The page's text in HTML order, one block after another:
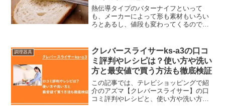
熱伝導タイプのバターナイフといって
も、メーカーによって形も素材もいろい
ろとあるし、値段も変わってくるのでど
すすめ品を人気ランキング形式で10点ご
紹介していきます。選び方や口コミにつ
いてもまとめましたので、参考にしなが
らお気に入りの熱伝導バターナイフを見
つけてみてくださいね。
調理器具
クレバースライサーks-a3の口コ
ミ評判やレシピは？使い方や洗い
方と最安値で買う方法も徹底検証
この記事では、テレビショッピングで紹
介のアズマ【クレバースライサー】の口
コミ評判やレシピと、使い方や洗い方、